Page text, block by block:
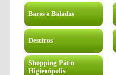
Bares e Baladas
Destinos
Shopping Pátio
Higienópolis